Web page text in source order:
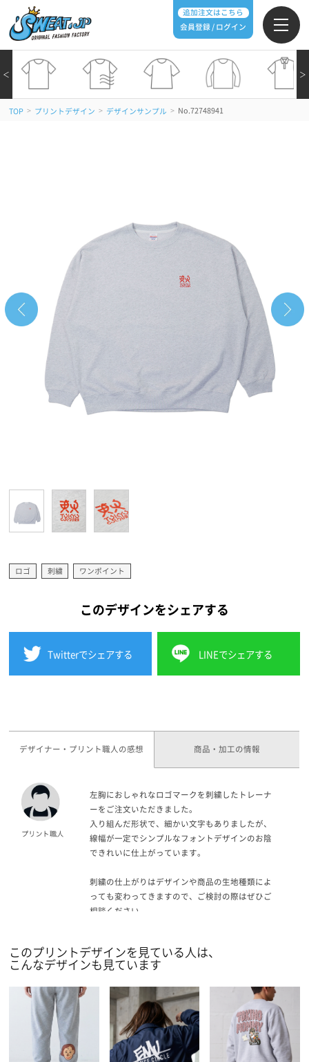
追加注文はこちら
会員登録 / ログイン
＞
＜
TOP > プリントデザイン > デザインサンプル > No.72748941
ロゴ 刺繍 ワンポイント
このデザインをシェアする
Twitterでシェアする LINEでシェアする
デザイナー・プリント職人の感想 商品・加工の情報
左胸におしゃれなロゴマークを刺繍したトレーナ
ーをご注文いただきました。
入り組んだ形状で、細かい文字もありましたが、
線幅が一定でシンプルなフォントデザインのお陰
できれいに仕上がっています。
刺繍の仕上がりはデザインや商品の生地種類によ
っても変わってきますので、ご検討の際はぜひご
相談ください。
このプリントデザインを見ている人は、
こんなデザインも見ています